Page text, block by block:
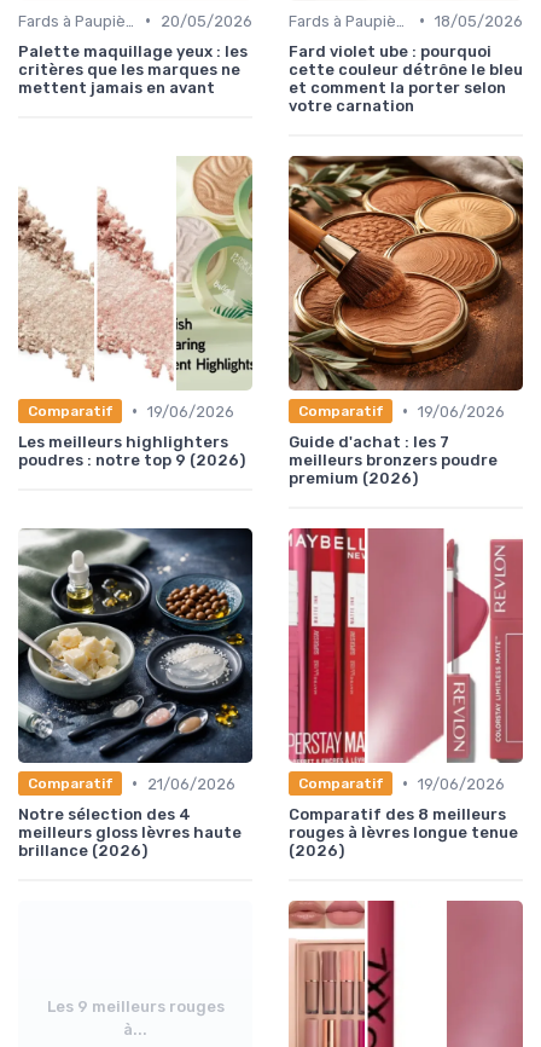
•
20/05/2026
Palette maquillage yeux : les
critères que les marques ne
mettent jamais en avant
• 18/05/2026
Fard violet ube : pourquoi
cette couleur détrône le bleu
et comment la porter selon
votre carnation
Comparatif • 19/06/2026
Les meilleurs highlighters
poudres : notre top 9 (2026)
Comparatif • 19/06/2026
Guide d'achat : les 7
meilleurs bronzers poudre
premium (2026)
Comparatif •
21/06/2026
Notre sélection des 4
meilleurs gloss lèvres haute
brillance (2026)
Comparatif • 19/06/2026
Comparatif des 8 meilleurs
rouges à lèvres longue tenue
(2026)
Les 9 meilleurs rouges
à...